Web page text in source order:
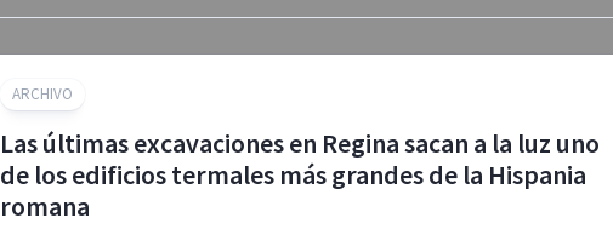
ARCHIVO
Las últimas excavaciones en Regina sacan a la luz uno
de los edificios termales más grandes de la Hispania
romana